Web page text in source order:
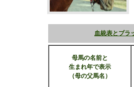
血統表とブラ
母馬の名前と
生まれ年で表示
（母の父馬名）